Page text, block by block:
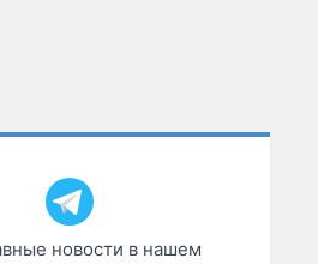
новости в нашем